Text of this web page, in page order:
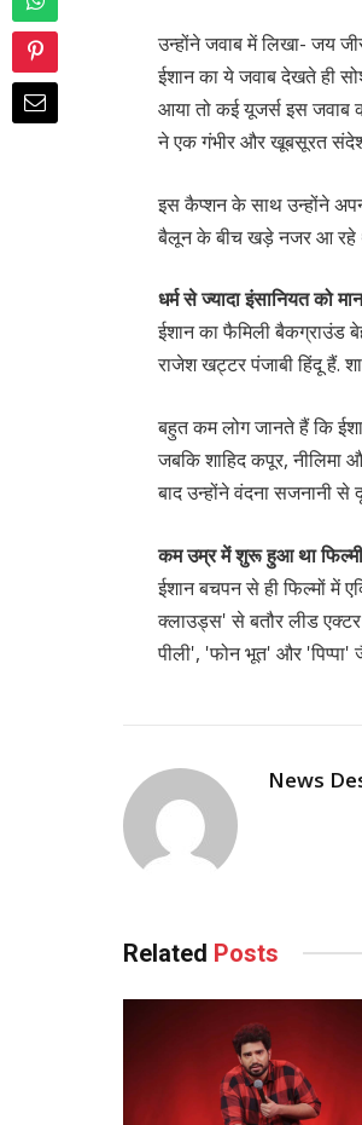
उन्होंने जवाब में लिखा- जय
ईशान का ये जवाब देखते ही
आया तो कई यूजर्स इस जवाब
ने एक गंभीर और खूबसूरत संदेश
इस कैप्शन के साथ उन्होंने
बैलून के बीच खड़े नजर आ रहे
धर्म से ज्यादा इंसानियत को
ईशान का फैमिली बैकग्राउंड
राजेश खट्टर पंजाबी हिंदू हैं.
बहुत कम लोग जानते हैं कि
जबकि शाहिद कपूर, नीलिमा
बाद उन्होंने वंदना सजनानी से
कम उम्र में शुरू हुआ था
ईशान बचपन से ही फिल्मों में
क्लाउड्स' से बतौर लीड
पीली', 'फोन भूत' और 'पिप्पा'
News
Related Posts